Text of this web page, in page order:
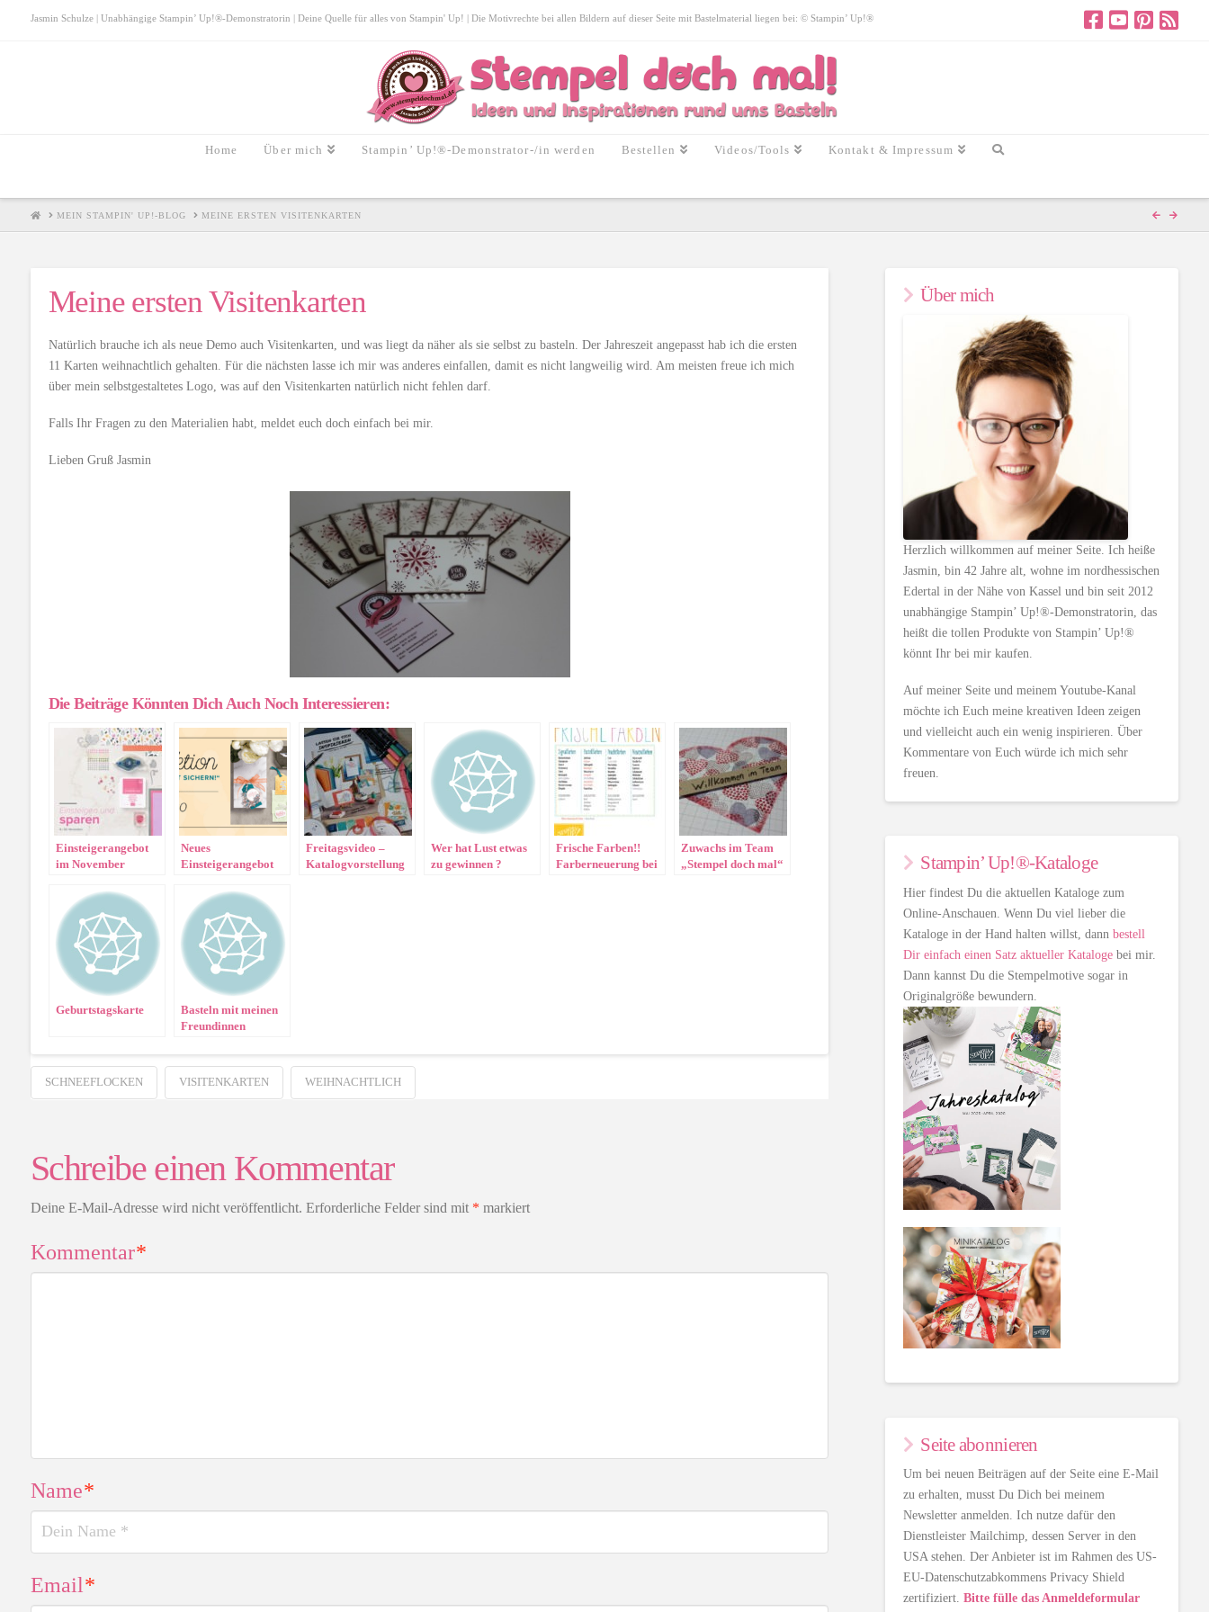
Jasmin Schulze | Unabhängige Stampin’ Up!®-Demonstratorin | Deine Quelle für alles von Stampin' Up! | Die Motivrechte bei allen Bildern auf dieser Seite mit Bastelmaterial liegen bei: © Stampin’ Up!®
Home Über mich Stampin’ Up!®-Demonstrator-/in werden Bestellen Videos/Tools Kontakt & Impressum
HOMEMEIN STAMPIN' UP!-BLOG MEINE ERSTEN VISITENKARTEN
Meine ersten Visitenkarten
Natürlich brauche ich als neue Demo auch Visitenkarten, und was liegt da näher als sie selbst zu basteln. Der Jahreszeit angepasst hab ich die ersten
11 Karten weihnachtlich gehalten. Für die nächsten lasse ich mir was anderes einfallen, damit es nicht langweilig wird. Am meisten freue ich mich
über mein selbstgestaltetes Logo, was auf den Visitenkarten natürlich nicht fehlen darf.
Falls Ihr Fragen zu den Materialien habt, meldet euch doch einfach bei mir.
Lieben Gruß Jasmin
Die Beiträge Könnten Dich Auch Noch Interessieren:
Einsteigerangebot
im November
Neues
Einsteigerangebot
Demo werden
möchten <3
Freitagsvideo –
Katalogvorstellung
Wer hat Lust etwas
zu gewinnen ?
Frische Farben!!
Farberneuerung bei
Zuwachs im Team
„Stempel doch mal“
Geburtstagskarte
Basteln mit meinen
Freundinnen
SCHNEEFLOCKEN VISITENKARTEN WEIHNACHTLICH
Schreibe einen Kommentar
Deine E-Mail-Adresse wird nicht veröffentlicht. Erforderliche Felder sind mit * markiert
Kommentar*
Name*
Email*
Über mich
Herzlich willkommen auf meiner Seite. Ich heiße
Jasmin, bin 42 Jahre alt, wohne im nordhessischen
Edertal in der Nähe von Kassel und bin seit 2012
unabhängige Stampin’ Up!®-Demonstratorin, das
heißt die tollen Produkte von Stampin’ Up!®
könnt Ihr bei mir kaufen.
Auf meiner Seite und meinem Youtube-Kanal
möchte ich Euch meine kreativen Ideen zeigen
und vielleicht auch ein wenig inspirieren. Über
Kommentare von Euch würde ich mich sehr
freuen.
Stampin’ Up!®-Kataloge
Hier findest Du die aktuellen Kataloge zum
Online-Anschauen. Wenn Du viel lieber die
Kataloge in der Hand halten willst, dannbestell
Dir einfach einen Satz aktueller Kataloge bei mir.
Dann kannst Du die Stempelmotive sogar in
Originalgröße bewundern.
Seite abonnieren
Um bei neuen Beiträgen auf der Seite eine E-Mail
zu erhalten, musst Du Dich bei meinem
Newsletter anmelden. Ich nutze dafür den
Dienstleister Mailchimp, dessen Server in den
USA stehen. Der Anbieter ist im Rahmen des US-
EU-Datenschutzabkommens Privacy Shield
zertifiziert.Bitte fülle das Anmeldeformular